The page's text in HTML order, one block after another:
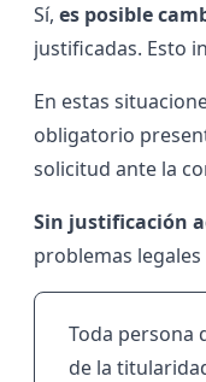
Sí, es posible
justificadas. Esto
En estas
obligatorio
solicitud ante la
Sin justificación
problemas
Toda persona
de la